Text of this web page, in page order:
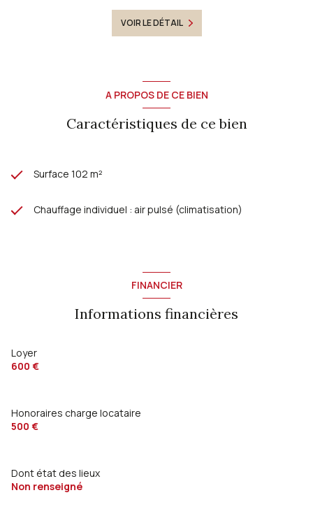
VOIR LE DÉTAIL
A PROPOS DE CE BIEN
Caractéristiques de ce bien
Surface 102 m²
Chauffage individuel : air pulsé (climatisation)
FINANCIER
Informations financières
Loyer
600 €
Honoraires charge locataire
500 €
Dont état des lieux
Non renseigné